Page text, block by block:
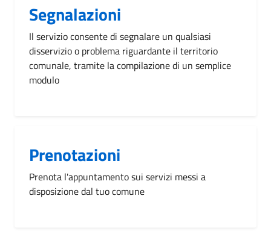
Segnalazioni
Il servizio consente di segnalare un qualsiasi
disservizio o problema riguardante il territorio
comunale, tramite la compilazione di un semplice
modulo
Prenotazioni
Prenota l'appuntamento sui servizi messi a
disposizione dal tuo comune